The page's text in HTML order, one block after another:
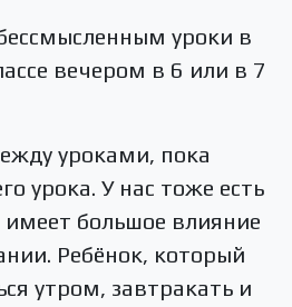
уроки в
вечером в 6 или в 7
уроками, пока
урока. У нас тоже есть
большое влияние
Ребёнок, который
утром, завтракать и